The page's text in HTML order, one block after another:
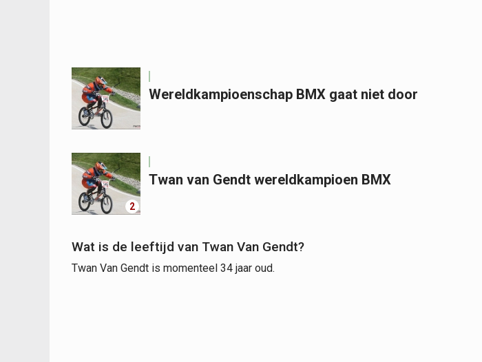
Wereldkampioenschap BMX gaat niet door
2
Twan van Gendt wereldkampioen BMX
Wat is de leeftijd van Twan Van Gendt?
Twan Van Gendt is momenteel 34 jaar oud.